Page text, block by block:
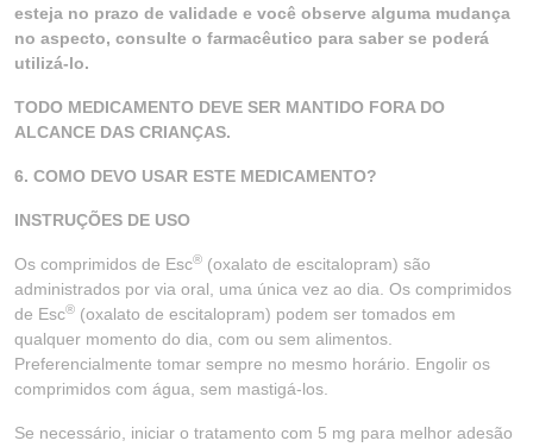
esteja no prazo de validade e você observe alguma mudança
no aspecto, consulte o farmacêutico para saber se poderá
utilizá-lo.
TODO MEDICAMENTO DEVE SER MANTIDO FORA DO
ALCANCE DAS CRIANÇAS.
6. COMO DEVO USAR ESTE MEDICAMENTO?
INSTRUÇÕES DE USO
Os comprimidos de Esc® (oxalato de escitalopram) são
administrados por via oral, uma única vez ao dia. Os comprimidos
de Esc® (oxalato de escitalopram) podem ser tomados em
qualquer momento do dia, com ou sem alimentos.
Preferencialmente tomar sempre no mesmo horário. Engolir os
comprimidos com água, sem mastigá-los.
Se necessário, iniciar o tratamento com 5 mg para melhor adesão